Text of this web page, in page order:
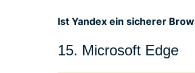
Ist Yandex ein sicherer
15. Microsoft Edge